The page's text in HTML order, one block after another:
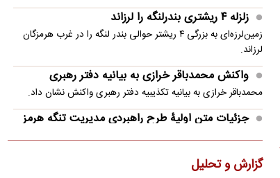
زلزله ۴ ریشتری بندرلنگه را لرزاند
زمین‌لرزه‌ای به بزرگی ۴ ریشتر حوالی بندر لنگه را در غرب هرمزگان
لرزاند.
واکنش محمدباقر خرازی به بیانیه دفتر رهبری
محمدباقر خرازی به بیانیه تکذیبیه دفتر رهبری واکنش نشان داد.
جزئیات متن اولیۀ طرح راهبردی مدیریت تنگه هرمز
منتشر شد
عضو هیئت‌رئیسه مجلس گفت: متن اولیۀ طرح «اقدام راهبردی
تأمین امنیت و پیشرفت پایدار تنگۀ هرمز و خلیج‌فارس» در
گزارش و تحلیل